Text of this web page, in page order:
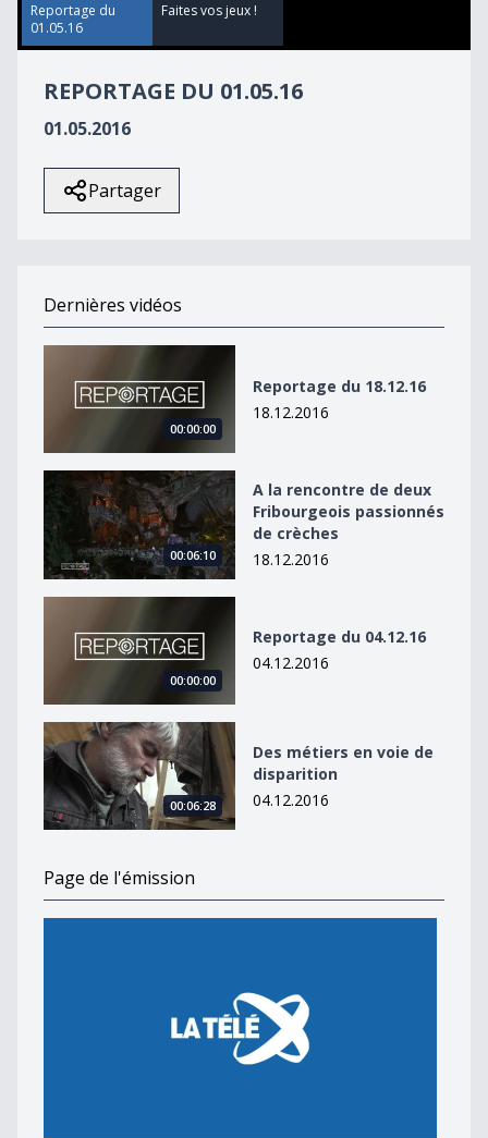
34
seconds
Reportage du
01.05.16
Faites vos jeux !
REPORTAGE DU 01.05.16
01.05.2016
Partager
Dernières vidéos
00:00:00
Reportage du 18.12.16
18.12.2016
A la rencontre de deux Fribourgeois passionnés de
00:06:10
A la rencontre de deux
Fribourgeois passionnés
de crèches
18.12.2016
Reportage du 04.12.16
00:00:00
Reportage du 04.12.16
04.12.2016
Des métiers en voie de disparition
00:06:28
Des métiers en voie de
disparition
04.12.2016
Page de l'émission